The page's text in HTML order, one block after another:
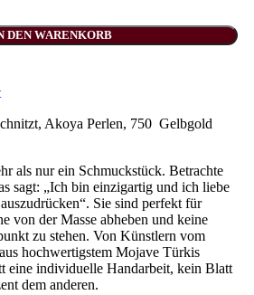
DEN WARENKORB
Akoya Perlen, 750 Gelbgold
als nur ein Schmuckstück. Betrachte
sagt: „Ich bin einzigartig und ich liebe
Sie sind perfekt für
von der Masse abheben und keine
zu stehen. Von Künstlern vom
hochwertigstem Mojave Türkis
eine individuelle Handarbeit, kein Blatt
dem anderen.